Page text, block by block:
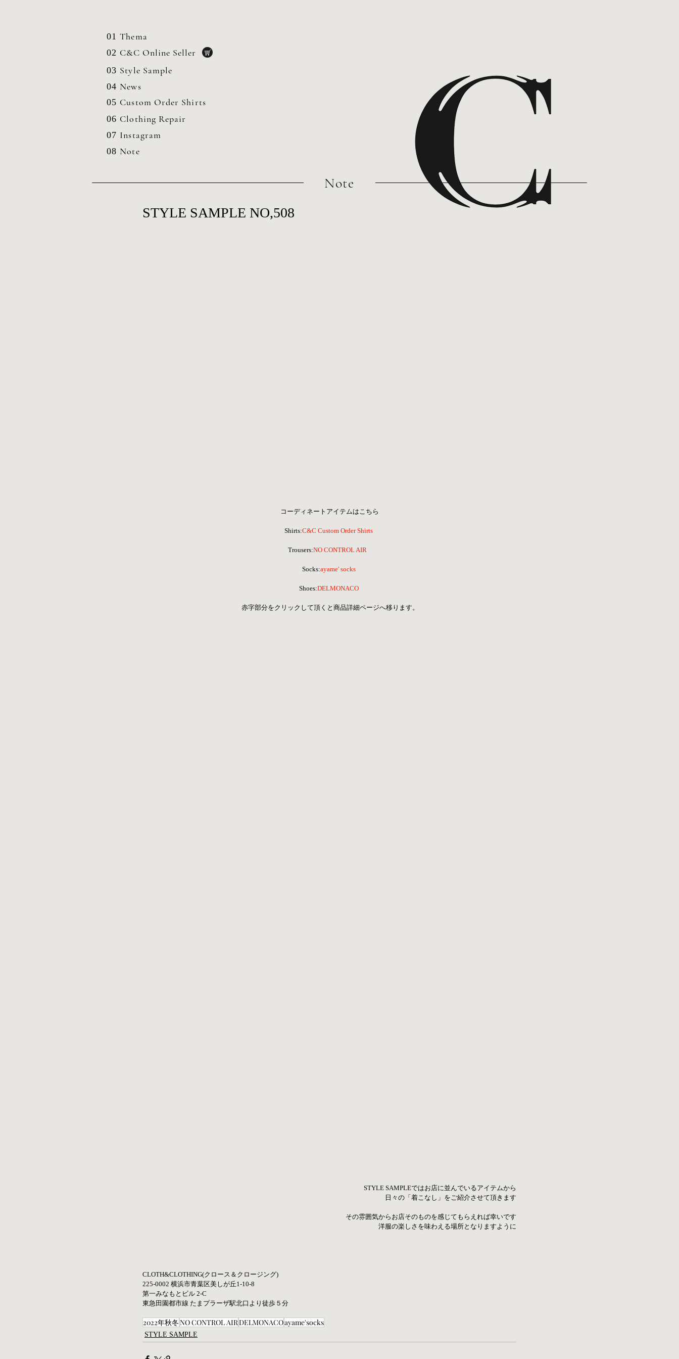
01 Thema
02 C&C Online Seller
03 Style Sample
04 News
05 Custom Order Shirts
06 Clothing Repair
07 Instagram
08 Note
​Note
STYLE SAMPLE NO,508
コーディネートアイテムはこちら
Shirts:C&C Custom Order Shirts
Trousers:NO CONTROL AIR
Socks:ayame' socks
Shoes:DELMONACO
赤字部分をクリックして頂くと商品詳細ページへ移ります。
STYLE SAMPLEではお店に並んでいるアイテムから
日々の「着こなし」をご紹介させて頂きます
その雰囲気からお店そのものを感じてもらえれば幸いです
洋服の楽しさを味わえる場所となりますように
CLOTH&CLOTHING(クロース＆クロージング)
225-0002 横浜市青葉区美しが丘1-10-8
第一みなもとビル 2-C
東急田園都市線 たまプラーザ駅北口より徒歩５分
2022年秋冬NO CONTROL AIRDELMONACOayame'socks
STYLE SAMPLE